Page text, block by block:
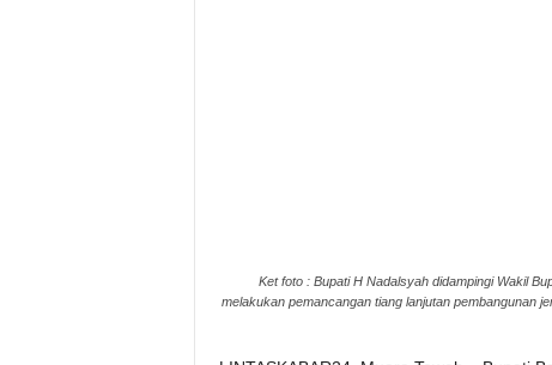
Ket foto : Bupati H Nadalsyah didampingi Wakil
melakukan pemancangan tiang lanjutan pembangunan